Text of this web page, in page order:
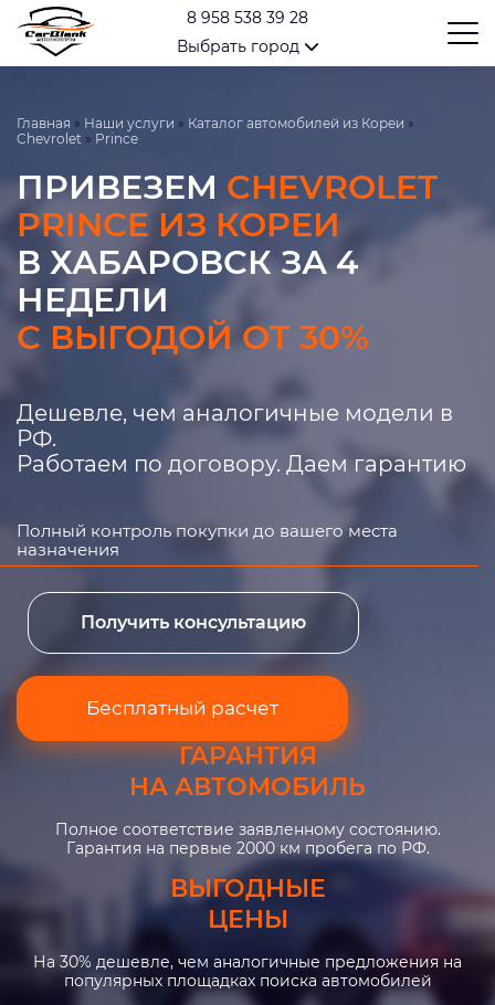
8 958 538 39 28
Выбрать город
Главная » Наши услуги » Каталог автомобилей из Кореи »
Chevrolet » Prince
ПРИВЕЗЕМ CHEVROLET
PRINCE ИЗ КОРЕИ
В ХАБАРОВСК ЗА 4
НЕДЕЛИ
С ВЫГОДОЙ ОТ 30%
Дешевле, чем аналогичные модели в
РФ.
Работаем по договору. Даем гарантию
Полный контроль покупки до вашего места
назначения
Получить консультацию
Бесплатный расчет
ГАРАНТИЯ
НА АВТОМОБИЛЬ
Полное соответствие заявленному состоянию.
Гарантия на первые 2000 км пробега по РФ.
ВЫГОДНЫЕ
ЦЕНЫ
На 30% дешевле, чем аналогичные предложения на
популярных площадках поиска автомобилей